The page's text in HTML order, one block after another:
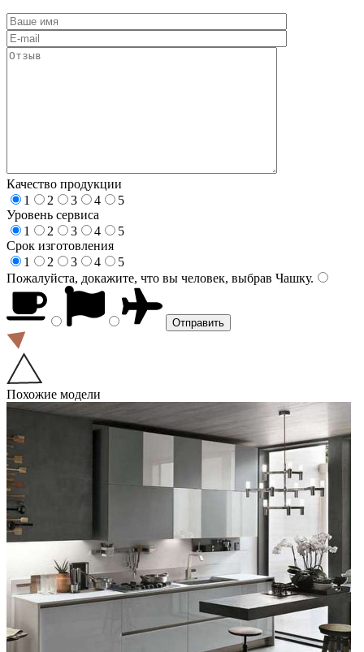
Качество продукции
1
2 3 4
5
Уровень сервиса
1
2 3 4
5
Срок изготовления
1
2 3 4
5
Пожалуйста, докажите, что вы человек, выбрав Чашку.
Похожие модели